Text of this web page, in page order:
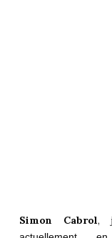
Simon Cabrol,